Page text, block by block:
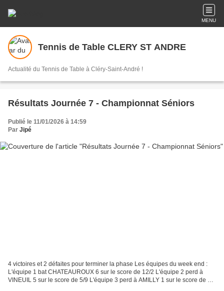
MENU
Tennis de Table CLERY ST ANDRE
Actualité du Tennis de Table à Cléry-Saint-André !
Résultats Journée 7 - Championnat Séniors
Publié le 11/01/2026 à 14:59
Par Jipé
4 victoires et 2 défaites pour terminer la phase Les équipes du week end :
L'équipe 1 bat CHATEAUROUX 6 sur le score de 12/2 L'équipe 2 perd à
VINEUIL 5 sur le score de 5/9 L'équipe 3 perd à AMILLY 1 sur le score de 5/9